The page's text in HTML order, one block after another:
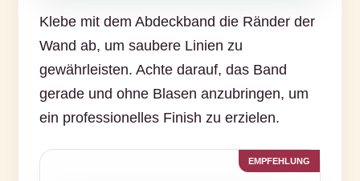
Klebe mit dem Abdeckband die Ränder der
Wand ab, um saubere Linien zu
gewährleisten. Achte darauf, das Band
gerade und ohne Blasen anzubringen, um
ein professionelles Finish zu erzielen.